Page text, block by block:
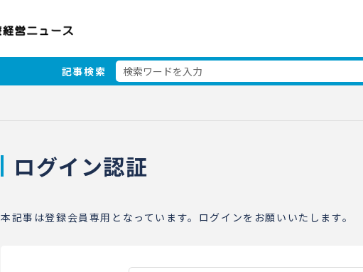
記事検索
ログイン認証
本記事は登録会員専用となっています。ログインをお願いいたします。